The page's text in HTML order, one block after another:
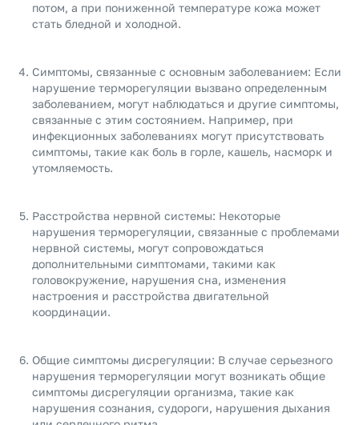
потом, а при пониженной температуре кожа может
стать бледной и холодной.
Симптомы, связанные с основным заболеванием: Если
нарушение терморегуляции вызвано определенным
заболеванием, могут наблюдаться и другие симптомы,
связанные с этим состоянием. Например, при
инфекционных заболеваниях могут присутствовать
симптомы, такие как боль в горле, кашель, насморк и
утомляемость.
Расстройства нервной системы: Некоторые
нарушения терморегуляции, связанные с проблемами
нервной системы, могут сопровождаться
дополнительными симптомами, такими как
головокружение, нарушения сна, изменения
настроения и расстройства двигательной
координации.
Общие симптомы дисрегуляции: В случае серьезного
нарушения терморегуляции могут возникать общие
симптомы дисрегуляции организма, такие как
нарушения сознания, судороги, нарушения дыхания